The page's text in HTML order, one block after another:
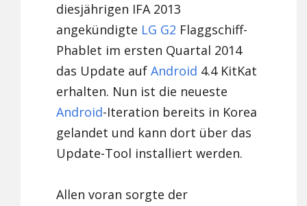
diesjährigen IFA 2013
angekündigte LG G2 Flaggschiff-
Phablet im ersten Quartal 2014
das Update aufAndroid 4.4 KitKat
erhalten. Nun ist die neueste
Android-Iteration bereits in Korea
gelandet und kann dort über das
Update-Tool installiert werden.
Allen voran sorgte der